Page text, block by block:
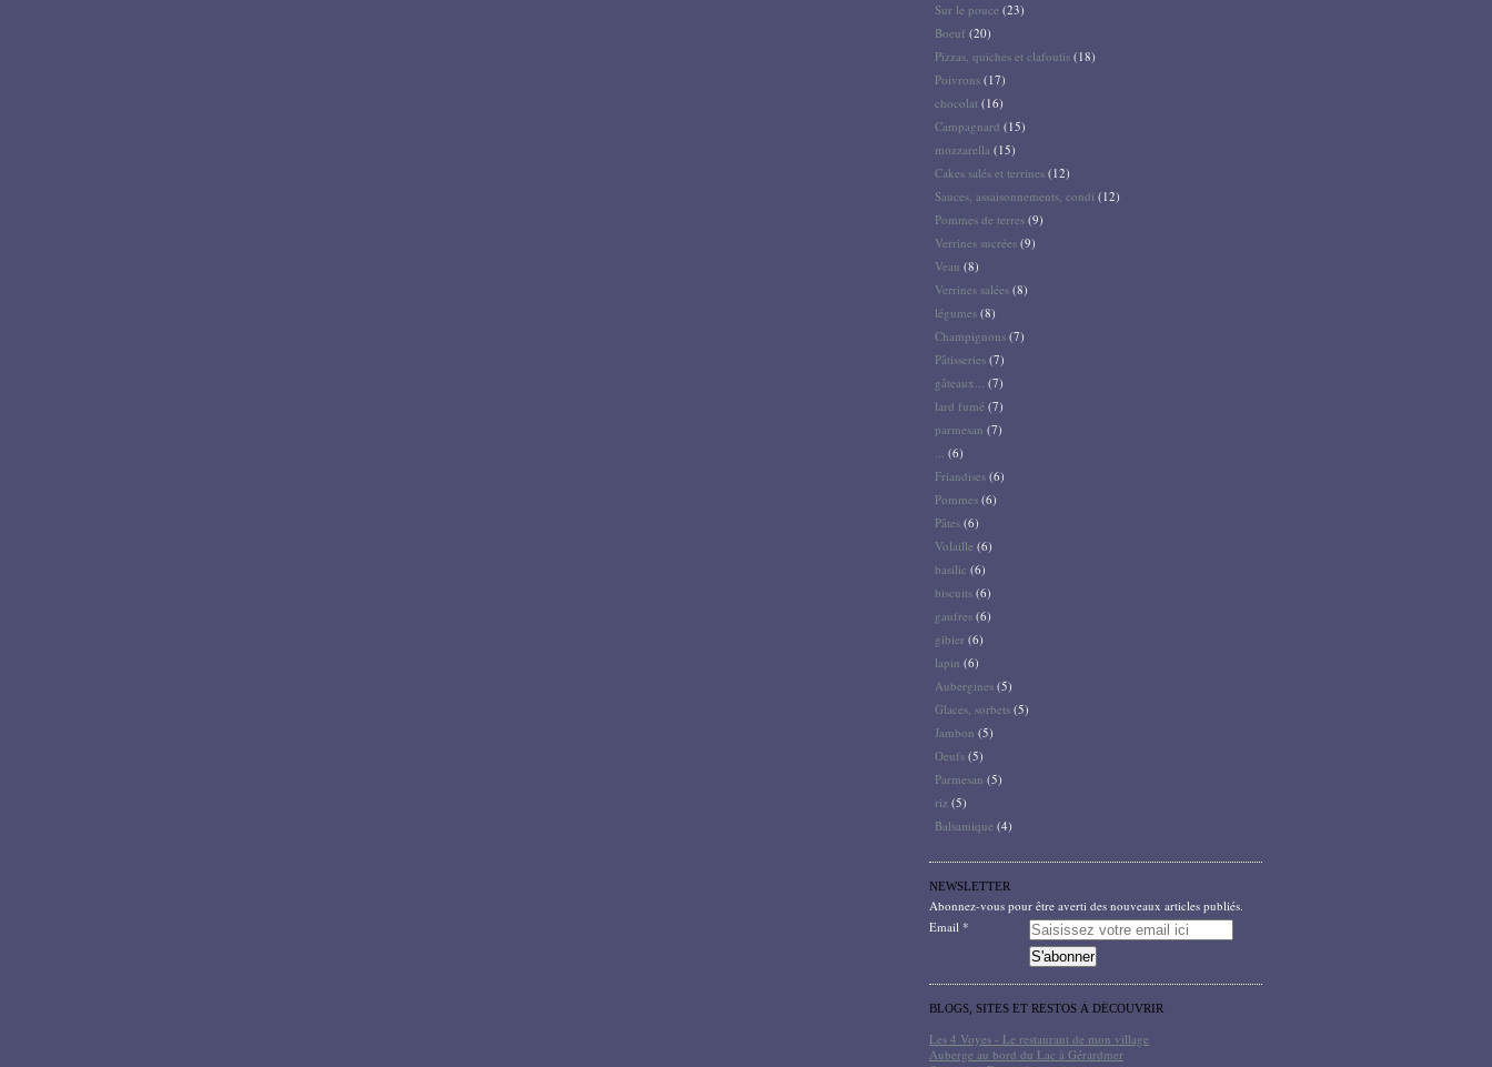
Sur le pouce (23)
Boeuf (20)
Pizzas, quiches et clafoutis (18)
Poivrons (17)
chocolat (16)
Campagnard (15)
mozzarella (15)
Cakes salés et terrines (12)
Sauces, assaisonnements, condi (12)
Pommes de terres (9)
Verrines sucrées (9)
Veau (8)
Verrines salées (8)
légumes (8)
Champignons (7)
Pâtisseries (7)
gâteaux... (7)
lard fumé (7)
parmesan (7)
... (6)
Friandises (6)
Pommes (6)
Pâtes (6)
Volaille (6)
basilic (6)
biscuits (6)
gaufres (6)
gibier (6)
lapin (6)
Aubergines (5)
Glaces, sorbets (5)
Jambon (5)
Oeufs (5)
Parmesan (5)
riz (5)
Balsamique (4)
NEWSLETTER
Abonnez-vous pour être averti des nouveaux articles publiés.
Email
BLOGS, SITES ET RESTOS À DÉCOUVRIR
Les 4 Voyes - Le restaurant de mon village
Auberge au bord du Lac à Gérardmer